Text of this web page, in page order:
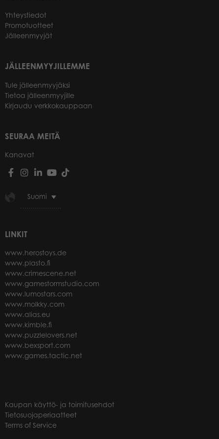
Yhteystiedot
Promotuotteet
Jälleenmyyjät
JÄLLEENMYYJILLEMME
Tule jälleenmyyjäksi
Tietoa jälleenmyyjille
Kirjaudu verkkokauppaan
SEURAA MEITÄ
Kanavat
Suomi
LINKIT
www.herostoys.de
www.plasto.fi
www.crimescene.net
www.gamestormstudio.com
www.lumostars.com
www.molkky.com
www.alias.eu
www.kimble.fi
www.puzzlelovers.net
www.bexsport.com
www.games.tactic.net
Kaupan käyttö- ja toimitusehdot
Tietosuojaperiaatteet
Terms of Service